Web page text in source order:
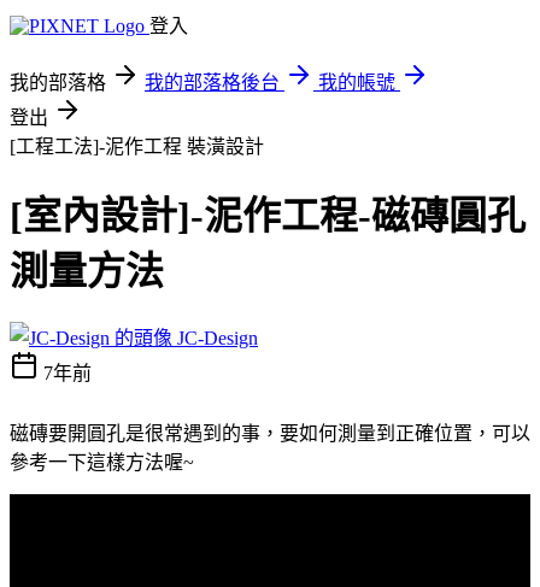
登入
我的部落格 我的部落格後台
我的帳號
登出
[工程工法]-泥作工程 裝潢設計
[室內設計]-泥作工程-磁磚圓孔
測量方法
JC-Design
7年前
磁磚要開圓孔是很常遇到的事，要如何測量到正確位置，可以
參考一下這樣方法喔~